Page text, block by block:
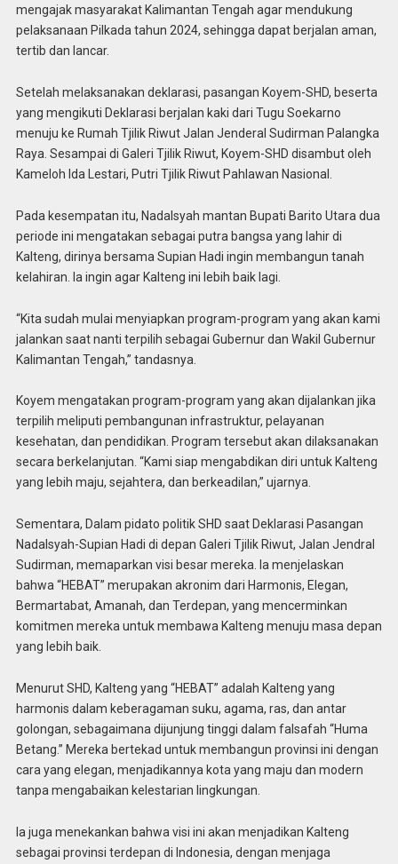
mengajak masyarakat Kalimantan Tengah agar mendukung
pelaksanaan Pilkada tahun 2024, sehingga dapat berjalan aman,
tertib dan lancar.
Setelah melaksanakan deklarasi, pasangan Koyem-SHD, beserta
yang mengikuti Deklarasi berjalan kaki dari Tugu Soekarno
menuju ke Rumah Tjilik Riwut Jalan Jenderal Sudirman Palangka
Raya. Sesampai di Galeri Tjilik Riwut, Koyem-SHD disambut oleh
Kameloh Ida Lestari, Putri Tjilik Riwut Pahlawan Nasional.
Pada kesempatan itu, Nadalsyah mantan Bupati Barito Utara dua
periode ini mengatakan sebagai putra bangsa yang lahir di
Kalteng, dirinya bersama Supian Hadi ingin membangun tanah
kelahiran. Ia ingin agar Kalteng ini lebih baik lagi.
“Kita sudah mulai menyiapkan program-program yang akan kami
jalankan saat nanti terpilih sebagai Gubernur dan Wakil Gubernur
Kalimantan Tengah,” tandasnya.
Koyem mengatakan program-program yang akan dijalankan jika
terpilih meliputi pembangunan infrastruktur, pelayanan
kesehatan, dan pendidikan. Program tersebut akan dilaksanakan
secara berkelanjutan. “Kami siap mengabdikan diri untuk Kalteng
yang lebih maju, sejahtera, dan berkeadilan,” ujarnya.
Sementara, Dalam pidato politik SHD saat Deklarasi Pasangan
Nadalsyah-Supian Hadi di depan Galeri Tjilik Riwut, Jalan Jendral
Sudirman, memaparkan visi besar mereka. Ia menjelaskan
bahwa “HEBAT” merupakan akronim dari Harmonis, Elegan,
Bermartabat, Amanah, dan Terdepan, yang mencerminkan
komitmen mereka untuk membawa Kalteng menuju masa depan
yang lebih baik.
Menurut SHD, Kalteng yang “HEBAT” adalah Kalteng yang
harmonis dalam keberagaman suku, agama, ras, dan antar
golongan, sebagaimana dijunjung tinggi dalam falsafah “Huma
Betang.” Mereka bertekad untuk membangun provinsi ini dengan
cara yang elegan, menjadikannya kota yang maju dan modern
tanpa mengabaikan kelestarian lingkungan.
Ia juga menekankan bahwa visi ini akan menjadikan Kalteng
sebagai provinsi terdepan di Indonesia, dengan menjaga